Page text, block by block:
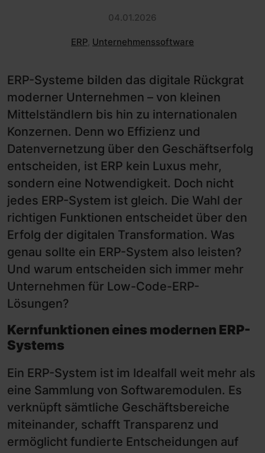
04.01.2026
ERP, Unternehmenssoftware
ERP-Systeme bilden das digitale Rückgrat
moderner Unternehmen – von kleinen
Mittelständlern bis hin zu internationalen
Konzernen. Denn wo Effizienz und
Datenvernetzung über den Geschäftserfolg
entscheiden, ist ERP kein Luxus mehr,
sondern eine Notwendigkeit. Doch nicht
jedes ERP-System ist gleich. Die Wahl der
richtigen Funktionen entscheidet über den
Erfolg der digitalen Transformation. Was
genau sollte ein ERP-System also leisten?
Und warum entscheiden sich immer mehr
Unternehmen für Low-Code-ERP-
Lösungen?
Kernfunktionen eines modernen ERP-
Systems
Ein ERP-System ist im Idealfall weit mehr als
eine Sammlung von Softwaremodulen. Es
verknüpft sämtliche Geschäftsbereiche
miteinander, schafft Transparenz und
ermöglicht fundierte Entscheidungen auf